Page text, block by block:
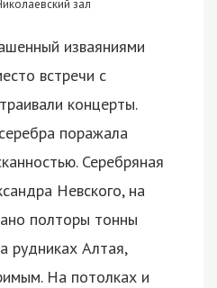
зал
изваяниями
встречи с
концерты.
поражала
Серебряная
Невского, на
полторы тонны
рудниках Алтая,
На потолках и